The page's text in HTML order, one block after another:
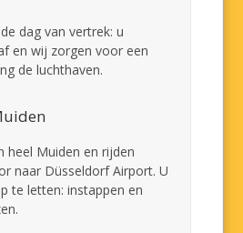
dag van vertrek: u
en wij zorgen voor een
de luchthaven.
heel Muiden en rijden
naar Düsseldorf Airport. U
te letten: instappen en